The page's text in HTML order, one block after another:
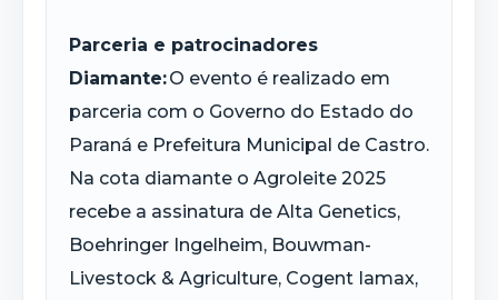
Parceria e patrocinadores
Diamante:O evento é realizado em
parceria com o Governo do Estado do
Paraná e Prefeitura Municipal de Castro.
Na cota diamante o Agroleite 2025
recebe a assinatura de Alta Genetics,
Boehringer Ingelheim, Bouwman-
Livestock & Agriculture, Cogent Iamax,